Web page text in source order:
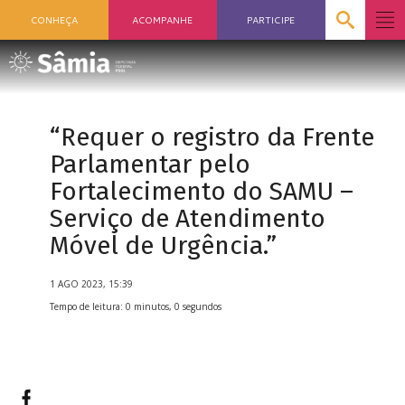
CONHEÇA ACOMPANHE PARTICIPE
“Requer o registro da Frente
Parlamentar pelo
Fortalecimento do SAMU –
Serviço de Atendimento
Móvel de Urgência.”
1 AGO 2023, 15:39
Tempo de leitura: 0 minutos, 0 segundos